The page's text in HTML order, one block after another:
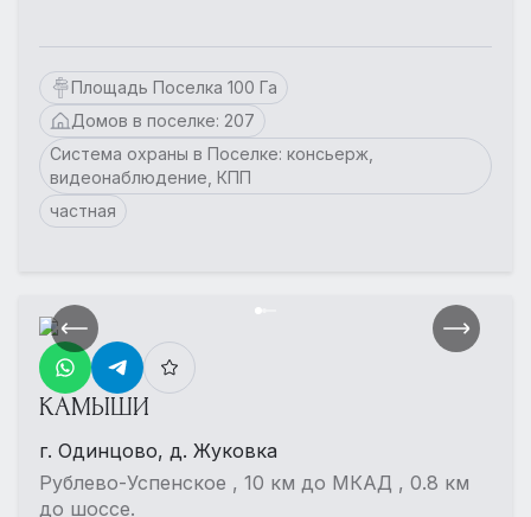
Площадь Поселка 100 Га
Домов в поселке: 207
Система охраны в Поселке: консьерж,
видеонаблюдение, КПП
частная
КАМЫШИ
г. Одинцово, д. Жуковка
Рублево-Успенское , 10 км до МКАД , 0.8 км
до шоссе.